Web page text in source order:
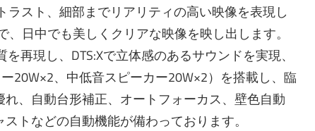
スト、細部までリアリティの高い映像を表現し
日中でも美しくクリアな映像を映し出します。
再現し、DTS:Xで立体感のあるサウンドを実現、
20W×2、中低音スピーカー20W×2）を搭載し、臨
、自動台形補正、オートフォーカス、壁色自動
トなどの自動機能が備わっております。